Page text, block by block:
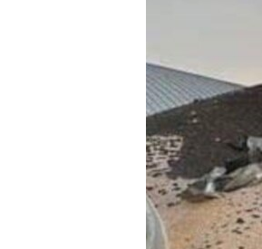
УКРАЇНСЬКА ПРОБЛЕМА КРИМУ